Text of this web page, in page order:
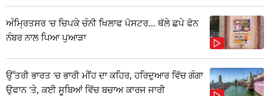
ਅੰਮ੍ਰਿਤਸਰ 'ਚ ਚਿਪਕੇ ਚੰਨੀ ਖਿਲਾਫ ਪੋਸਟਰ... ਥੱਲੇ ਛਪੇ ਫੋਨ
ਨੰਬਰ ਨਾਲ ਪਿਆ ਪੁਆੜਾ
ਉੱਤਰੀ ਭਾਰਤ 'ਚ ਭਾਰੀ ਮੀਂਹ ਦਾ ਕਹਿਰ, ਹਰਿਦੁਆਰ ਵਿੱਚ ਗੰਗਾ
ਉਫਾਨ 'ਤੇ, ਕਈ ਸੂਬਿਆਂ ਵਿੱਚ ਬਚਾਅ ਕਾਰਜ ਜਾਰੀ